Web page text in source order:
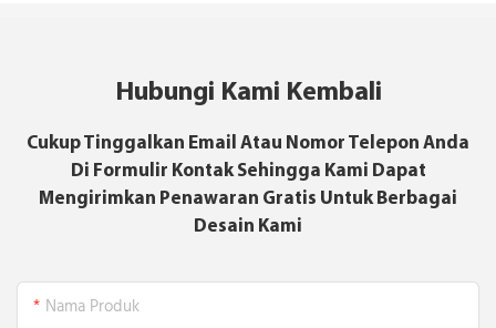
Hubungi Kami Kembali
Cukup Tinggalkan Email Atau Nomor Telepon Anda
Di Formulir Kontak Sehingga Kami Dapat
Mengirimkan Penawaran Gratis Untuk Berbagai
Desain Kami
Nama Produk